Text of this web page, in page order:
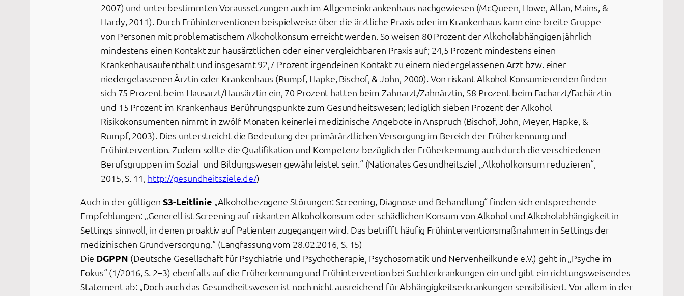
2007) und unter bestimmten Voraussetzungen auch im Allgemeinkrankenhaus nachgewiesen (McQueen, Howe, Allan, Mains, &
Hardy, 2011). Durch Frühinterventionen beispielweise über die ärztliche Praxis oder im Krankenhaus kann eine breite Gruppe
von Personen mit problematischem Alkoholkonsum erreicht werden. So weisen 80 Prozent der Alkoholabhängigen jährlich
mindestens einen Kontakt zur hausärztlichen oder einer vergleichbaren Praxis auf; 24,5 Prozent mindestens einen
Krankenhausaufenthalt und insgesamt 92,7 Prozent irgendeinen Kontakt zu einem niedergelassenen Arzt bzw. einer
niedergelassenen Ärztin oder Krankenhaus (Rumpf, Hapke, Bischof, & John, 2000). Von riskant Alkohol Konsumierenden finden
sich 75 Prozent beim Hausarzt/Hausärztin ein, 70 Prozent hatten beim Zahnarzt/Zahnärztin, 58 Prozent beim Facharzt/Fachärztin
und 15 Prozent im Krankenhaus Berührungspunkte zum Gesundheitswesen; lediglich sieben Prozent der Alkohol-
Risikokonsumenten nimmt in zwölf Monaten keinerlei medizinische Angebote in Anspruch (Bischof, John, Meyer, Hapke, &
Rumpf, 2003). Dies unterstreicht die Bedeutung der primärärztlichen Versorgung im Bereich der Früherkennung und
Frühintervention. Zudem sollte die Qualifikation und Kompetenz bezüglich der Früherkennung auch durch die verschiedenen
Berufsgruppen im Sozial- und Bildungswesen gewährleistet sein.“ (Nationales Gesundheitsziel „Alkoholkonsum reduzieren“,
2015, S. 11, http://gesundheitsziele.de/)
Auch in der gültigen S3-Leitlinie „Alkoholbezogene Störungen: Screening, Diagnose und Behandlung“ finden sich entsprechende
Empfehlungen: „Generell ist Screening auf riskanten Alkoholkonsum oder schädlichen Konsum von Alkohol und Alkoholabhängigkeit in
Settings sinnvoll, in denen proaktiv auf Patienten zugegangen wird. Das betrifft häufig Frühinterventionsmaßnahmen in Settings der
medizinischen Grundversorgung.“ (Langfassung vom 28.02.2016, S. 15)
Die DGPPN (Deutsche Gesellschaft für Psychiatrie und Psychotherapie, Psychosomatik und Nervenheilkunde e.V.) geht in „Psyche im
Fokus“ (1/2016, S. 2–3) ebenfalls auf die Früherkennung und Frühintervention bei Suchterkrankungen ein und gibt ein richtungsweisendes
Statement ab: „Doch auch das Gesundheitswesen ist noch nicht ausreichend für Abhängigkeitserkrankungen sensibilisiert. Vor allem in der